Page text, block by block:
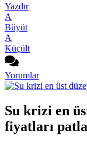
Yazdır
A
Büyüt
A
Küçült
Yorumlar
Su krizi en
fiyatları